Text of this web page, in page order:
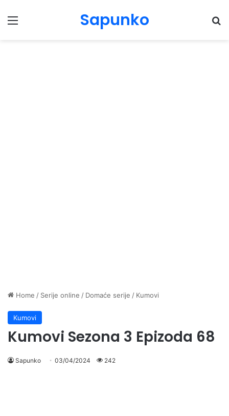
Menu Sapunko
Home / Serije online / Domaće serije / Kumovi
Kumovi
Kumovi Sezona 3 Epizoda 68
Sapunko 03/04/2024 242